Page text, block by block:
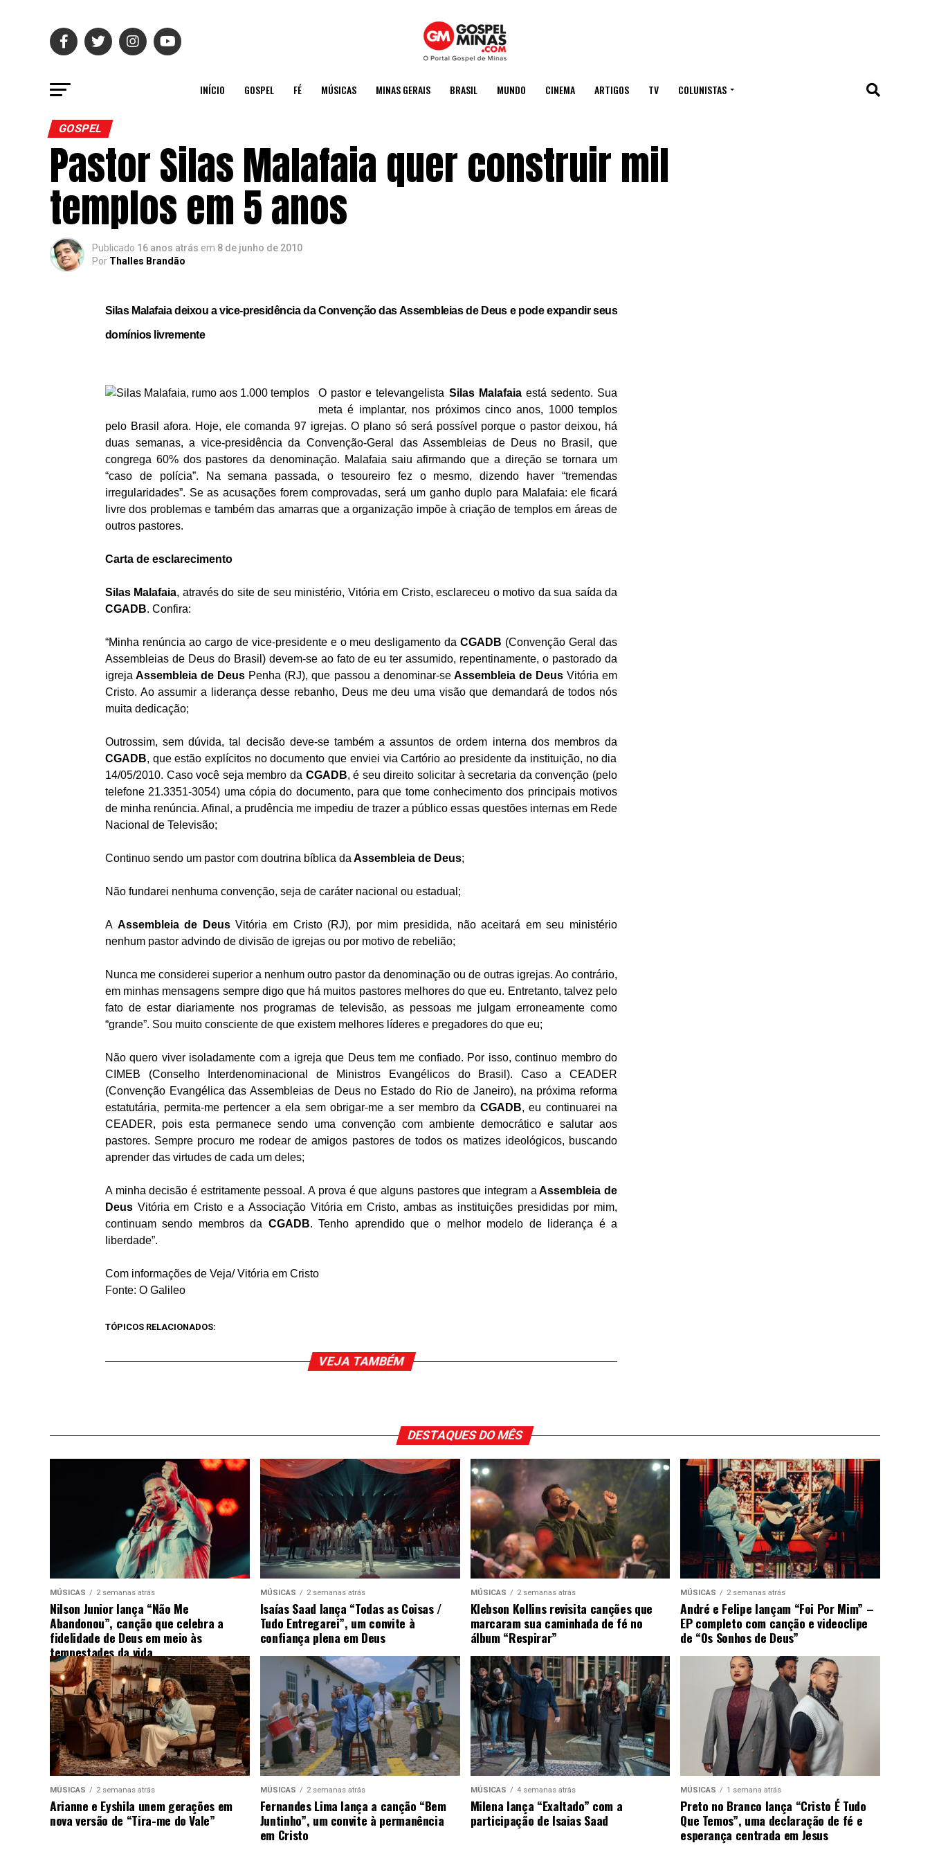
INÍCIO GOSPEL FÉ MÚSICAS MINAS GERAIS BRASIL MUNDO CINEMA ARTIGOS TV COLUNISTAS
GOSPEL
Pastor Silas Malafaia quer construir mil
templos em 5 anos
Publicado 16 anos atrás em 8 de junho de 2010
Por Thalles Brandão
Silas Malafaia deixou a vice-presidência da Convenção das Assembleias de Deus e pode expandir seus
domínios livremente
O pastor e televangelista Silas Malafaiaestá sedento. Sua
meta é implantar, nos próximos cinco anos, 1000 templos
pelo Brasil afora. Hoje, ele comanda 97 igrejas. O plano só será possível porque o pastor deixou, há
duas semanas, a vice-presidência da Convenção-Geral das Assembleias de Deus no Brasil, que
congrega 60% dos pastores da denominação. Malafaia saiu afirmando que a direção se tornara um
“caso de polícia”. Na semana passada, o tesoureiro fez o mesmo, dizendo haver “tremendas
irregularidades”. Se as acusações forem comprovadas, será um ganho duplo para Malafaia: ele ficará
livre dos problemas e também das amarras que a organização impõe à criação de templos em áreas de
outros pastores.
Carta de esclarecimento
Silas Malafaia, através do site de seu ministério, Vitória em Cristo, esclareceu o motivo da sua saída da
CGADB. Confira:
“Minha renúncia ao cargo de vice-presidente e o meu desligamento da CGADB (Convenção Geral das
Assembleias de Deus do Brasil) devem-se ao fato de eu ter assumido, repentinamente, o pastorado da
igreja Assembleia de Deus Penha (RJ), que passou a denominar-seAssembleia de DeusVitória em
Cristo. Ao assumir a liderança desse rebanho, Deus me deu uma visão que demandará de todos nós
muita dedicação;
Outrossim, sem dúvida, tal decisão deve-se também a assuntos de ordem interna dos membros da
CGADB, que estão explícitos no documento que enviei via Cartório ao presidente da instituição, no dia
14/05/2010. Caso você seja membro da CGADB, é seu direito solicitar à secretaria da convenção (pelo
telefone 21.3351-3054) uma cópia do documento, para que tome conhecimento dos principais motivos
de minha renúncia. Afinal, a prudência me impediu de trazer a público essas questões internas em Rede
Nacional de Televisão;
Continuo sendo um pastor com doutrina bíblica da Assembleia de Deus;
Não fundarei nenhuma convenção, seja de caráter nacional ou estadual;
A Assembleia de DeusVitória em Cristo (RJ), por mim presidida, não aceitará em seu ministério
nenhum pastor advindo de divisão de igrejas ou por motivo de rebelião;
Nunca me considerei superior a nenhum outro pastor da denominação ou de outras igrejas. Ao contrário,
em minhas mensagens sempre digo que há muitos pastores melhores do que eu. Entretanto, talvez pelo
fato de estar diariamente nos programas de televisão, as pessoas me julgam erroneamente como
“grande”. Sou muito consciente de que existem melhores líderes e pregadores do que eu;
Não quero viver isoladamente com a igreja que Deus tem me confiado. Por isso, continuo membro do
CIMEB (Conselho Interdenominacional de Ministros Evangélicos do Brasil). Caso a CEADER
(Convenção Evangélica das Assembleias de Deus no Estado do Rio de Janeiro), na próxima reforma
estatutária, permita-me pertencer a ela sem obrigar-me a ser membro da CGADB, eu continuarei na
CEADER, pois esta permanece sendo uma convenção com ambiente democrático e salutar aos
pastores. Sempre procuro me rodear de amigos pastores de todos os matizes ideológicos, buscando
aprender das virtudes de cada um deles;
A minha decisão é estritamente pessoal. A prova é que alguns pastores que integram a Assembleia de
Deus Vitória em Cristo e a Associação Vitória em Cristo, ambas as instituições presididas por mim,
continuam sendo membros da CGADB. Tenho aprendido que o melhor modelo de liderança é a
liberdade”.
Com informações de Veja/ Vitória em Cristo
Fonte: O Galileo
TÓPICOS RELACIONADOS:
VEJA TAMBÉM
DESTAQUES DO MÊS
MÚSICAS 2 semanas atrás
Nilson Junior lança “Não Me
Abandonou”, canção que celebra a
fidelidade de Deus em meio às
tempestades da vida
MÚSICAS 2 semanas atrás
Isaías Saad lança “Todas as Coisas /
Tudo Entregarei”, um convite à
confiança plena em Deus
MÚSICAS 2 semanas atrás
Klebson Kollins revisita canções que
marcaram sua caminhada de fé no
álbum “Respirar”
MÚSICAS 2 semanas atrás
André e Felipe lançam “Foi Por Mim” –
EP completo com canção e videoclipe
de “Os Sonhos de Deus”
MÚSICAS 2 semanas atrás
Arianne e Eyshila unem gerações em
nova versão de “Tira-me do Vale”
MÚSICAS 2 semanas atrás
Fernandes Lima lança a canção “Bem
Juntinho”, um convite à permanência
em Cristo
MÚSICAS 4 semanas atrás
Milena lança “Exaltado” com a
participação de Isaias Saad
MÚSICAS 1 semana atrás
Preto no Branco lança “Cristo É Tudo
Que Temos”, uma declaração de fé e
esperança centrada em Jesus